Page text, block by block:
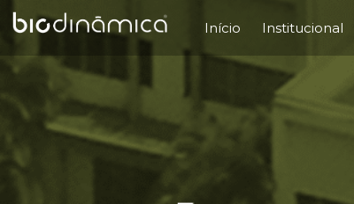
Início Institucional